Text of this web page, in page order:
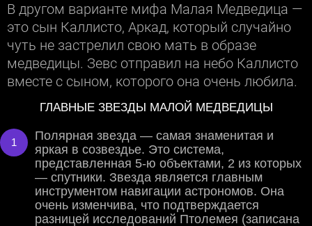
В другом варианте мифа Малая Медведица —
это сын Каллисто, Аркад, который случайно
чуть не застрелил свою мать в образе
медведицы. Зевс отправил на небо Каллисто
вместе с сыном, которого она очень любила.
ГЛАВНЫЕ ЗВЕЗДЫ МАЛОЙ МЕДВЕДИЦЫ
Полярная звезда — самая знаменитая и
яркая в созвездье. Это система,
представленная 5-ю объектами, 2 из которых
— спутники. Звезда является главным
инструментом навигации астрономов. Она
очень изменчива, что подтверждается
разницей исследований Птолемея (записана